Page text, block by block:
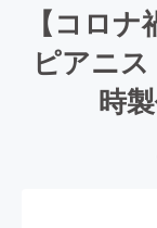
【コロ
ピアニ
時